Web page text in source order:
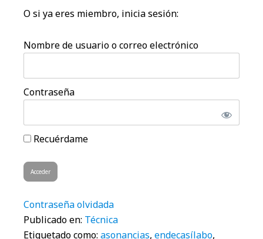
O si ya eres miembro, inicia sesión:
Nombre de usuario o correo electrónico
Contraseña
Recuérdame
Contraseña olvidada
Publicado en: Técnica
Etiquetado como: asonancias, endecasílabo,